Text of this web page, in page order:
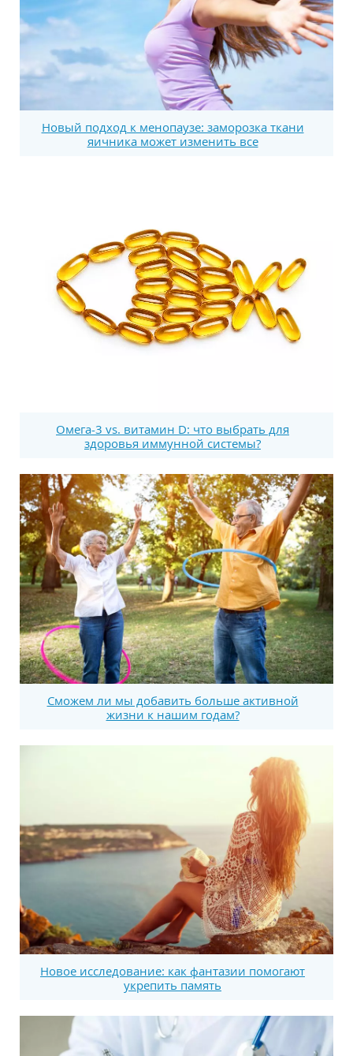
Новый подход к менопаузе: заморозка ткани
яичника может изменить все
Омега-3 vs. витамин D: что выбрать для
здоровья иммунной системы?
Сможем ли мы добавить больше активной
жизни к нашим годам?
Новое исследование: как фантазии помогают
укрепить память